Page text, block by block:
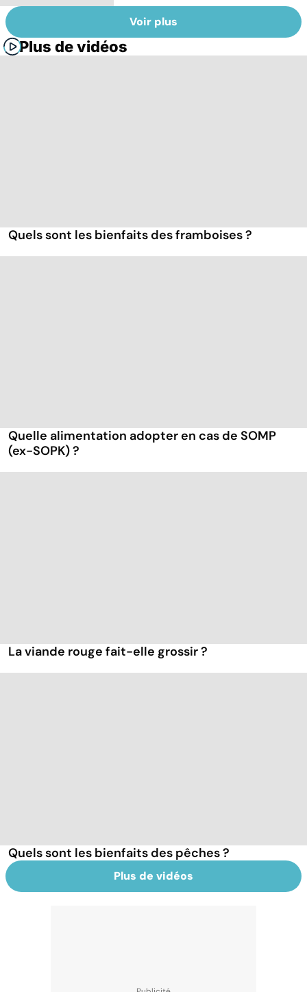
Voir plus
Plus de vidéos
Quels sont les bienfaits des framboises ?
Quelle alimentation adopter en cas de SOMP
(ex-SOPK) ?
La viande rouge fait-elle grossir ?
Quels sont les bienfaits des pêches ?
Plus de vidéos